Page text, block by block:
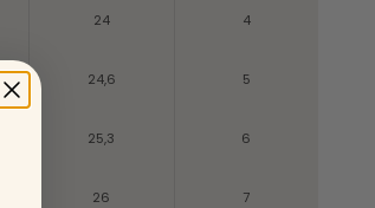
24 4
24,6 5
25,3 6
26 7